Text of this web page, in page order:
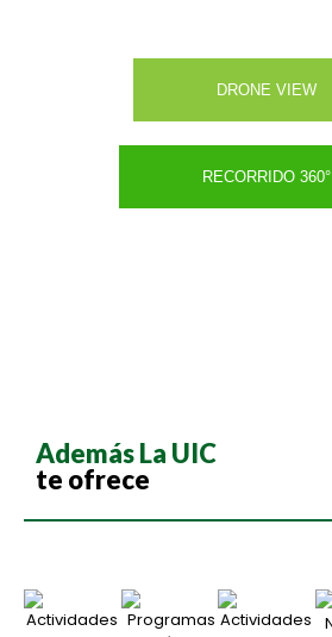
DRONE VIEW
RECORRIDO 360°
Además La UIC
te ofrece